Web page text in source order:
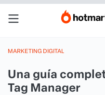
MARKETING DIGITAL
Una guía
Tag Manager